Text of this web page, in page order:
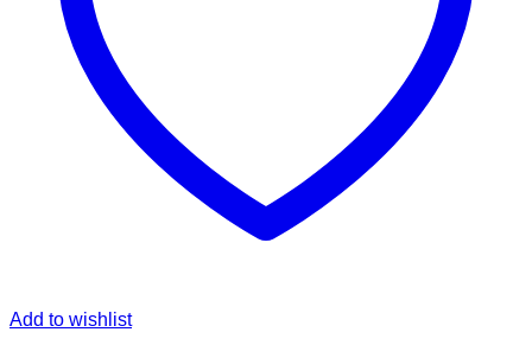
Add to wishlist